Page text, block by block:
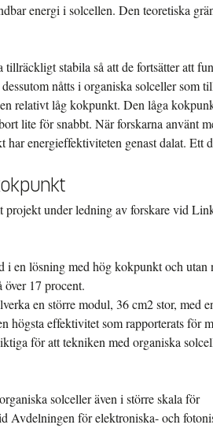
energi i solcellen. Den teoretiska
stabila så att de fortsätter att
nåtts i organiska solceller som
relativt låg kokpunkt. Den låga
lite för snabbt. När forskarna använt
energieffektiviteten genast dalat. Ett
projekt under ledning av forskare vid
en lösning med hög kokpunkt och utan
17 procent.
en större modul, 36 cm2 stor, med
högsta effektivitet som rapporterats för
för att tekniken med organiska
solceller även i större skala för
Avdelningen för elektroniska- och